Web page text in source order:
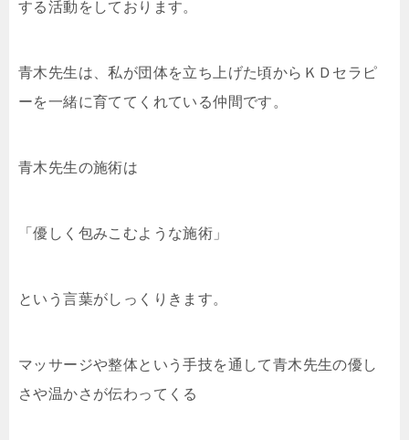
する活動をしております。
青木先生は、私が団体を立ち上げた頃からＫＤセラピ
ーを一緒に育ててくれている仲間です。
青木先生の施術は
「優しく包みこむような施術」
という言葉がしっくりきます。
マッサージや整体という手技を通して青木先生の優し
さや温かさが伝わってくる